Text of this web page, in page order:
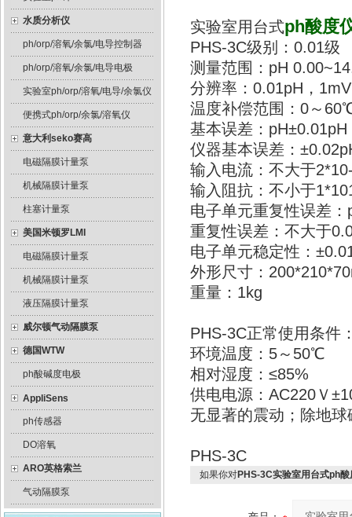
水质分析仪
ph/orp/溶氧/余氯/电导控制器
ph/orp/溶氧/余氯/电导电极
实验室ph/orp/溶氧/电导/余氯仪
便携式ph/orp/余氯/溶氧仪
意大利seko赛高
电磁隔膜计量泵
机械隔膜计量泵
柱塞计量泵
美国米顿罗LMI
电磁隔膜计量泵
机械隔膜计量泵
液压隔膜计量泵
威尔顿气动隔膜泵
德国WTW
ph酸碱度电极
AppliSens
ph传感器
DO溶氧
ARO英格索兰
气动隔膜泵
实验室用台式ph酸度
PHS-3C级别：0.01级
测量范围：pH
分辨率：0.01pH，
温度补偿范围：0～
基本误差：
仪器基本误差：
输入电流：不大于
输入阻抗：不小于
电子单元重复性误差
重复性误差：不大于
电子单元稳定性：
外形尺寸：
重量：1kg
PHS-3C正常使用条件
环境温度：5～50℃
相对湿度：≤85%
供电电源：AC220Ｖ
无显著的震动；除地
PHS-3C
如果你对PHS-3C实验室用台式ph酸